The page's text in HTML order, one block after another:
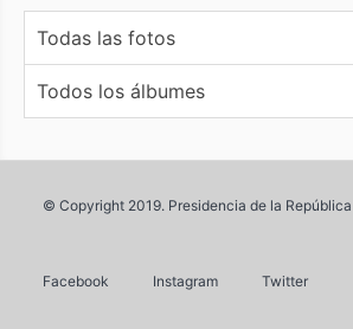
Todas las fotos
Todos los álbumes
© Copyright 2019. Presidencia de la
Facebook Instagram Twitter